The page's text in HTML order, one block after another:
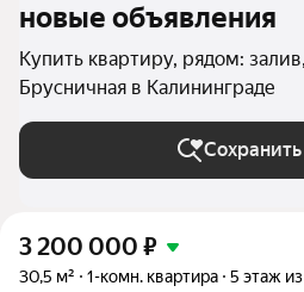
новые объявления
Купить квартиру, рядом:
Брусничная в Калининграде
3 200 000 ₽
30,5 м² 1-комн. квартира 5 этаж из